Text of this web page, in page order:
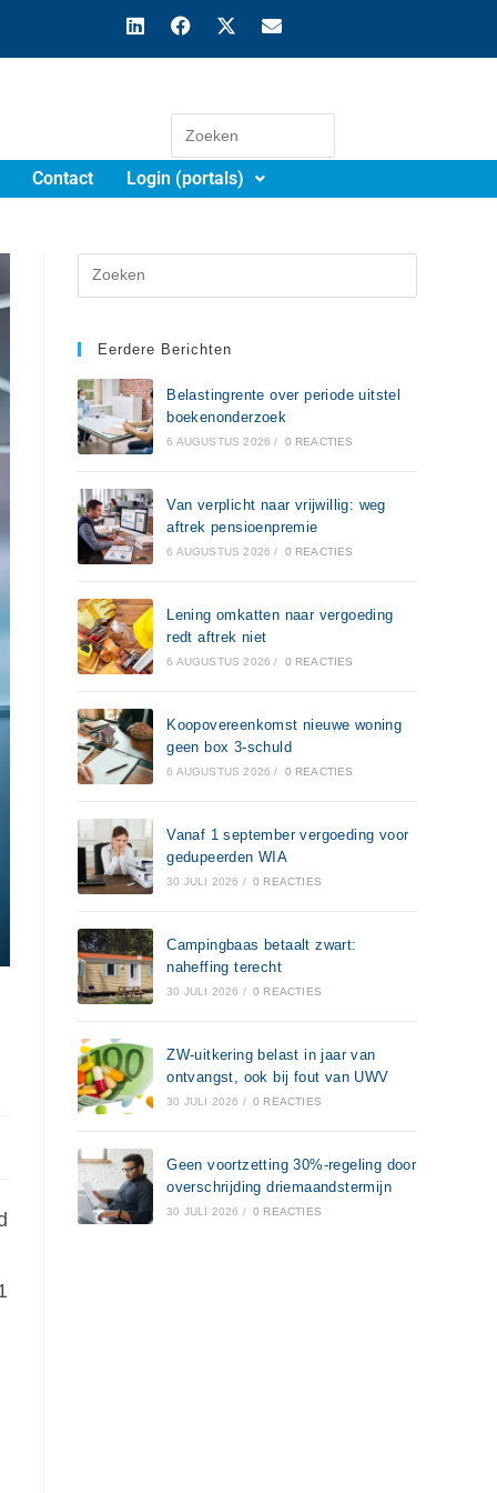
Contact Login (portals)
Eerdere Berichten
Belastingrente over periode uitstel
boekenonderzoek
6 AUGUSTUS 2026 / 0 REACTIES
Van verplicht naar vrijwillig: weg
aftrek pensioenpremie
6 AUGUSTUS 2026 / 0 REACTIES
Lening omkatten naar vergoeding
redt aftrek niet
6 AUGUSTUS 2026 / 0 REACTIES
Koopovereenkomst nieuwe woning
geen box 3-schuld
6 AUGUSTUS 2026 / 0 REACTIES
Vanaf 1 september vergoeding voor
gedupeerden WIA
30 JULI 2026 / 0 REACTIES
Campingbaas betaalt zwart:
naheffing terecht
30 JULI 2026 / 0 REACTIES
ZW-uitkering belast in jaar van
ontvangst, ook bij fout van UWV
30 JULI 2026 / 0 REACTIES
Geen voortzetting 30%-regeling door
overschrijding driemaandstermijn
30 JULI 2026 / 0 REACTIES